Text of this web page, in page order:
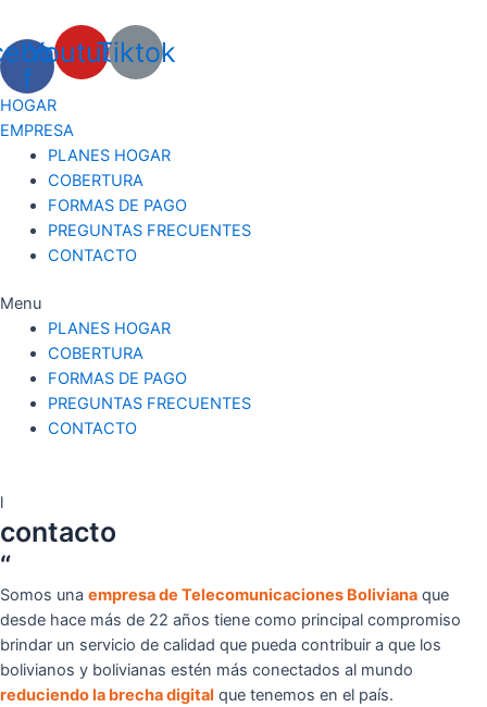
contenido
f
YoutubeTiktok
HOGAR
EMPRESA
PLANES HOGAR
COBERTURA
FORMAS DE PAGO
PREGUNTAS FRECUENTES
CONTACTO
Menu
PLANES HOGAR
COBERTURA
FORMAS DE PAGO
PREGUNTAS FRECUENTES
CONTACTO
l
contacto
“
Somos una empresa de Telecomunicaciones Boliviana que
desde hace más de 22 años tiene como principal compromiso
brindar un servicio de calidad que pueda contribuir a que los
bolivianos y bolivianas estén más conectados al mundo
reduciendo la brecha digital que tenemos en el país.